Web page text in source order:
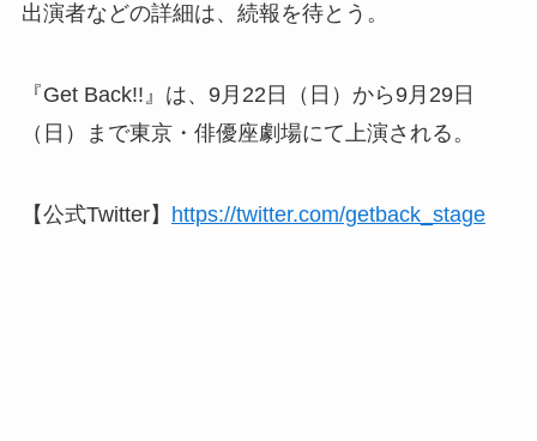
出演者などの詳細は、続報を待とう。
『Get Back!!』は、9月22日（日）から9月29日
（日）まで東京・俳優座劇場にて上演される。
【公式Twitter】 https://twitter.com/getback_stage